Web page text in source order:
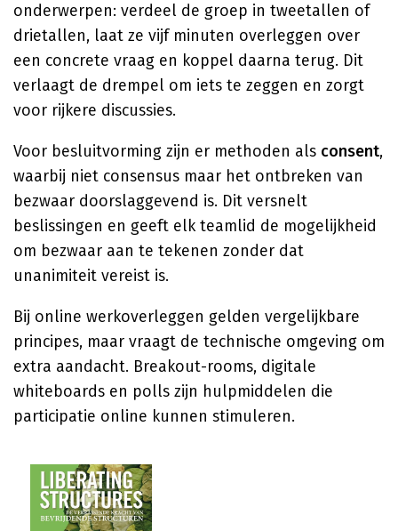
onderwerpen: verdeel de groep in tweetallen of
drietallen, laat ze vijf minuten overleggen over
een concrete vraag en koppel daarna terug. Dit
verlaagt de drempel om iets te zeggen en zorgt
voor rijkere discussies.
Voor besluitvorming zijn er methoden als consent,
waarbij niet consensus maar het ontbreken van
bezwaar doorslaggevend is. Dit versnelt
beslissingen en geeft elk teamlid de mogelijkheid
om bezwaar aan te tekenen zonder dat
unanimiteit vereist is.
Bij online werkoverleggen gelden vergelijkbare
principes, maar vraagt de technische omgeving om
extra aandacht. Breakout-rooms, digitale
whiteboards en polls zijn hulpmiddelen die
participatie online kunnen stimuleren.